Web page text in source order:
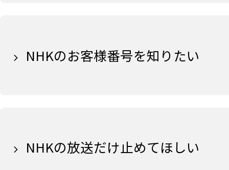
NHKのお客様番号を知りたい
NHKの放送だけ止めてほしい